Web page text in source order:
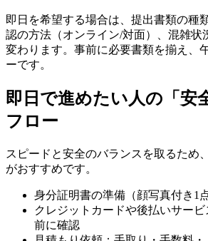
即日を希望する場合は、提出書類の種
認の方法（オンライン/対面）、混雑状
変わります。事前に必要書類を揃え、
ーです。
即日で進めたい人の「安
フロー
スピードと安全のバランスを取るため
がおすすめです。
身分証明書の準備（顔写真付き1
クレジットカードや後払いサー
前に確認